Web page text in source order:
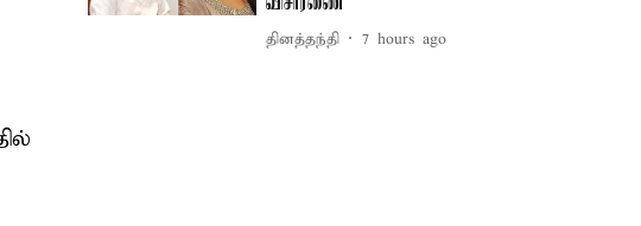
தினத்தந்தி 7 hours ago